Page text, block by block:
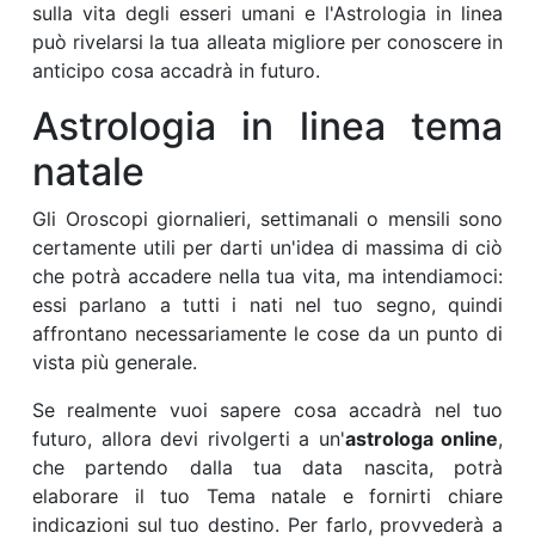
sulla vita degli esseri umani e l'Astrologia in linea
può rivelarsi la tua alleata migliore per conoscere in
anticipo cosa accadrà in futuro.
Astrologia in linea tema
natale
Gli Oroscopi giornalieri, settimanali o mensili sono
certamente utili per darti un'idea di massima di ciò
che potrà accadere nella tua vita, ma intendiamoci:
essi parlano a tutti i nati nel tuo segno, quindi
affrontano necessariamente le cose da un punto di
vista più generale.
Se realmente vuoi sapere cosa accadrà nel tuo
futuro, allora devi rivolgerti a un'astrologa online,
che partendo dalla tua data nascita, potrà
elaborare il tuo Tema natale e fornirti chiare
indicazioni sul tuo destino. Per farlo, provvederà a